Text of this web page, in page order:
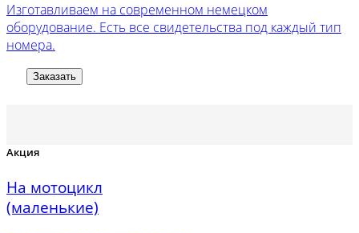
Изготавливаем на современном немецком
оборудование. Есть все свидетельства под каждый тип
номера.
Заказать
Акция
На мотоцикл
(маленькие)